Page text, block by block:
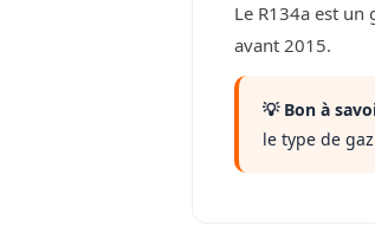
Le R134a est
avant 2015.
💡 Bon à
le type de